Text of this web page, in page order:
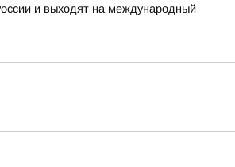
и выходят на международный